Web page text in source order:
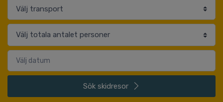
Sök skidresor